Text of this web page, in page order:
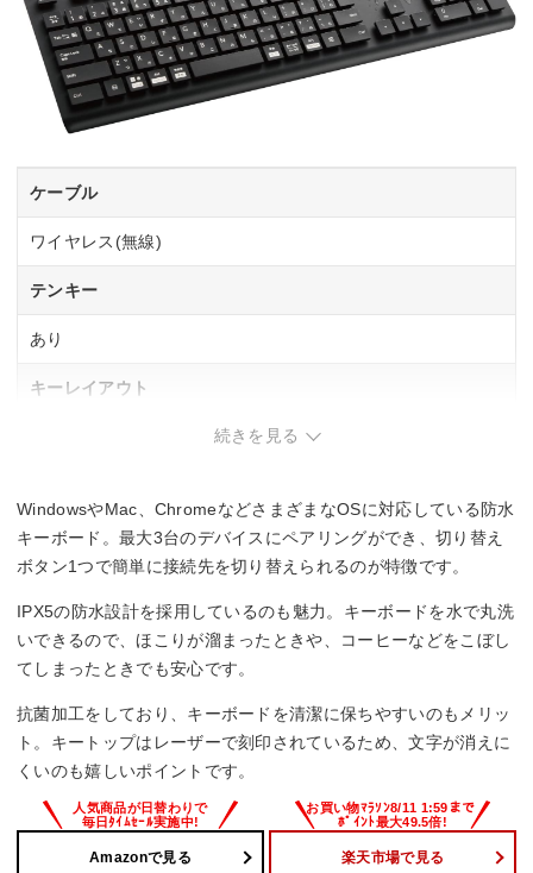
ケーブル
ワイヤレス(無線)
テンキー
あり
キーレイアウト
メンブレン
〇
サイズ
436.6×34.7×148.7 mm
続きを見る
WindowsやMac、ChromeなどさまざまなOSに対応している防水
キーボード。最大3台のデバイスにペアリングができ、切り替え
ボタン1つで簡単に接続先を切り替えられるのが特徴です。
IPX5の防水設計を採用しているのも魅力。キーボードを水で丸洗
いできるので、ほこりが溜まったときや、コーヒーなどをこぼし
てしまったときでも安心です。
抗菌加工をしており、キーボードを清潔に保ちやすいのもメリッ
ト。キートップはレーザーで刻印されているため、文字が消えに
くいのも嬉しいポイントです。
Amazonで見る 楽天市場で見る